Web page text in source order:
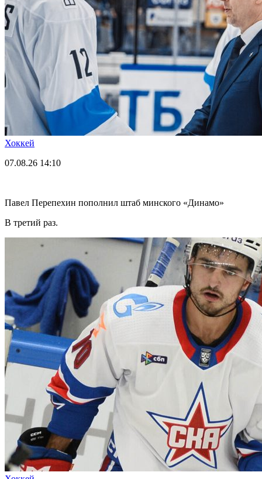
Хоккей
07.08.26 14:10
Павел Перепехин пополнил штаб минского «Динамо»
В третий раз.